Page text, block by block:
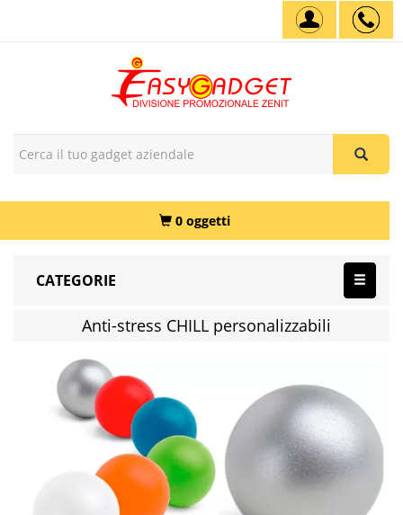
0 oggetti
CATEGORIE
Anti-stress CHILL personalizzabili